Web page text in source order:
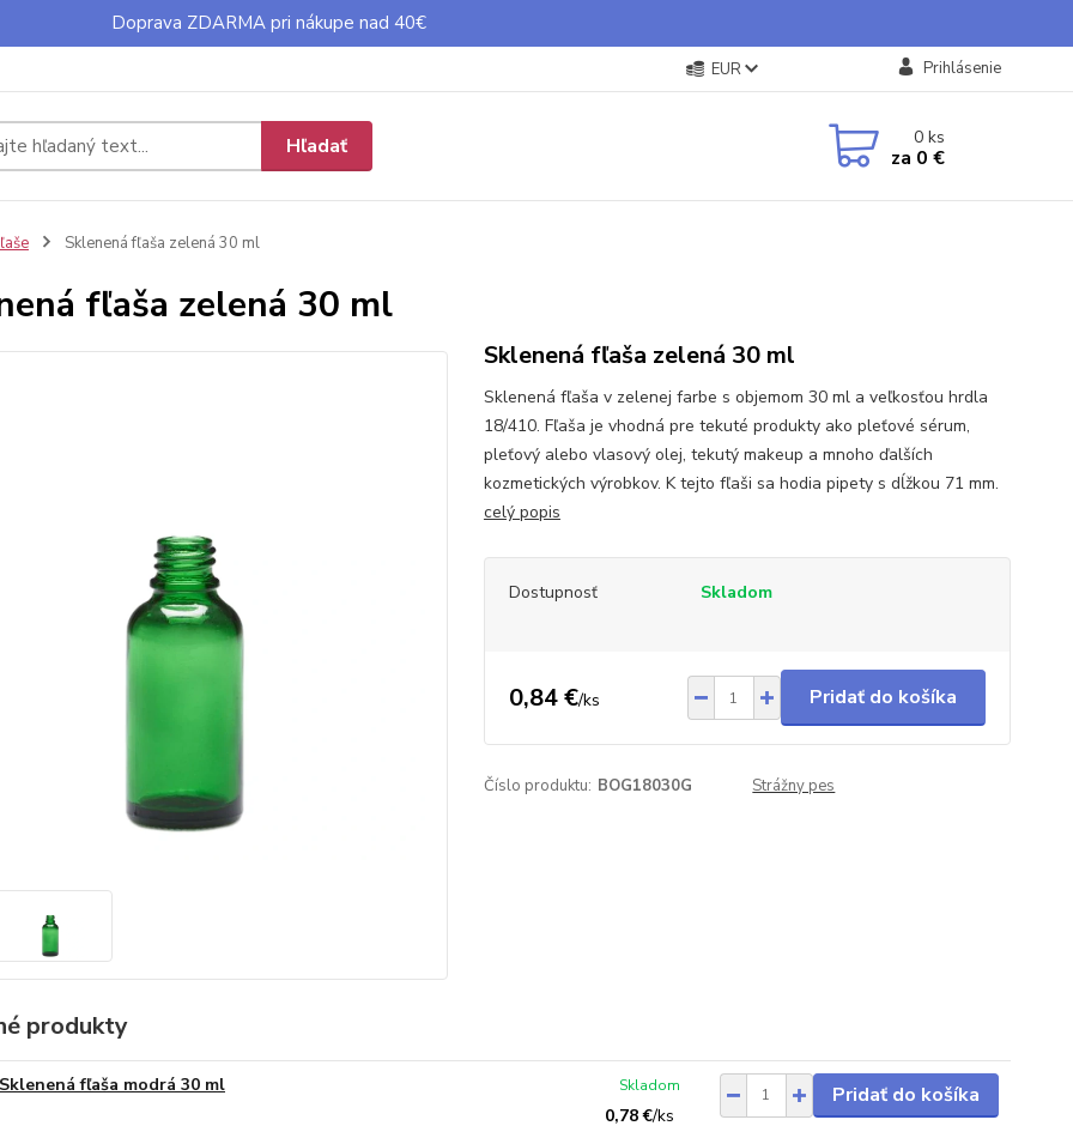
Doprava ZDARMA pri nákupe nad 40€
EUR Prihlásenie
Hľadať 0ks
za 0 €
Sklenená fľaša zelená 30 ml
fľaša zelená 30 ml
Sklenená fľaša zelená 30 ml
Sklenená fľaša v zelenej farbe s objemom 30 ml a veľkosťou hrdla
18/410. Fľaša je vhodná pre tekuté produkty ako pleťové sérum,
pleťový alebo vlasový olej, tekutý makeup a mnoho ďalších
kozmetických výrobkov. K tejto fľaši sa hodia pipety s dĺžkou 71 mm.
celý popis
Dostupnosť Skladom
0,84 €/ks Pridať do košíka
Číslo produktu: BOG18030G Strážny pes
produkty
fľaša modrá 30 ml
0,78 €/ks
Skladom Pridať do košíka